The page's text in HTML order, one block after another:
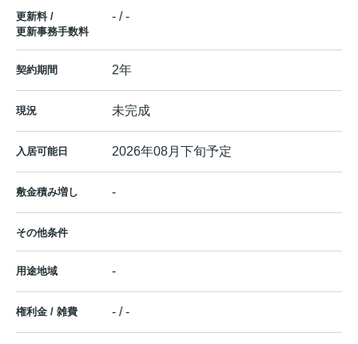
更新料 /
更新事務手数料
- / -
契約期間 2年
現況 未完成
入居可能日 2026年08月下旬予定
敷金積み増し -
その他条件
用途地域 -
権利金 / 雑費 - / -